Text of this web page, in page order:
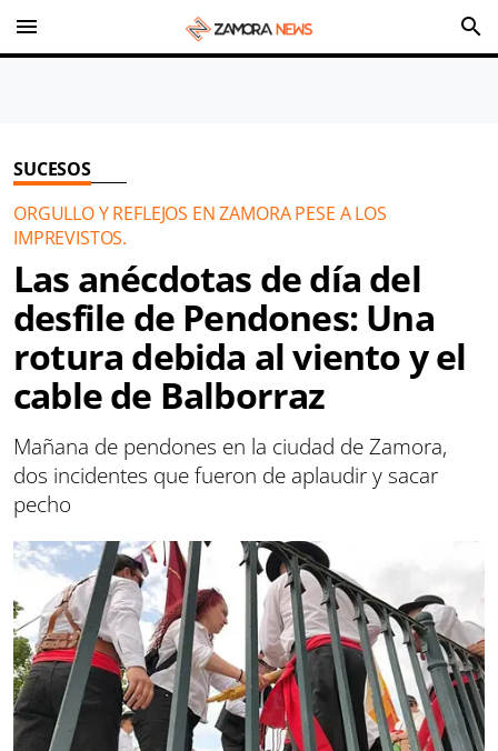
menu search
SUCESOS
ORGULLO Y REFLEJOS EN ZAMORA PESE A LOS
IMPREVISTOS.
Las anécdotas de día del
desfile de Pendones: Una
rotura debida al viento y el
cable de Balborraz
Mañana de pendones en la ciudad de Zamora,
dos incidentes que fueron de aplaudir y sacar
pecho